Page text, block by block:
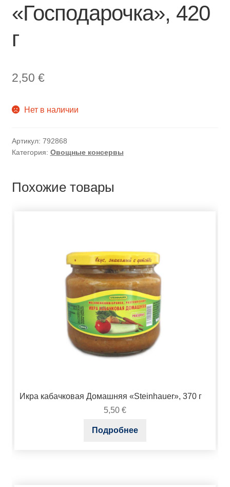
«Господарочка», 420
г
2,50 €
Нет в наличии
Артикул: 792868
Категория: Овощные консервы
Похожие товары
Икра кабачковая Домашняя «Steinhauer», 370 г
5,50 €
Подробнее